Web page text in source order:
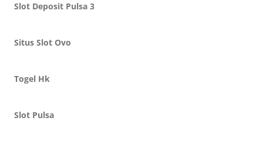
Slot Deposit Pulsa 3
Situs Slot Ovo
Togel Hk
Slot Pulsa